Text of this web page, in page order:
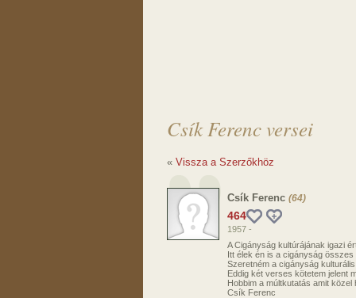
Csík Ferenc versei
« Vissza a Szerzőkhöz
Csík Ferenc (64)
464
1957 -
A Cigányság kultúrájának igazi
Itt élek én is a cigányság összes
Szeretném a cigányság
Eddig két verses kötetem jelent
Hobbim a múltkutatás amit
Csík Ferenc